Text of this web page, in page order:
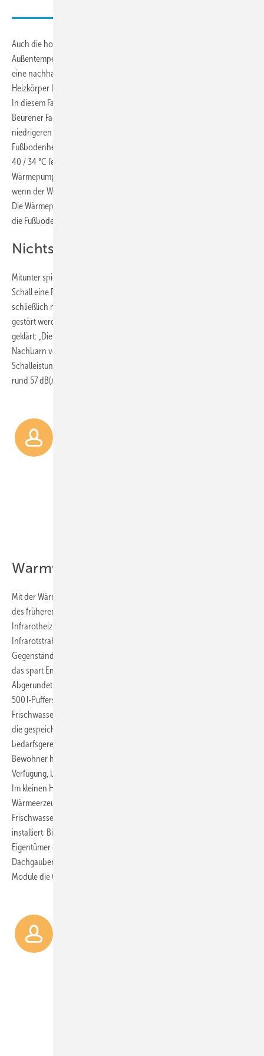
Auch die hohe Vorlauftemperatur von bis zu 75 °C (65 °C bei einer
Außentemperatur von - 10 °C) bringt die Wärmepumpe ins Spiel, wenn
eine nachhaltige Heizungslösung im Bestand gefragt ist: Bestehende
Heizkörper lassen sich dadurch weiternutzen.
In diesem Fall war das jedoch nicht ausschlaggebend, denn im
Beurener Fachwerkhaus arbeitet die Wärmepumpe mit deutlich
niedrigeren Temperaturen: „Im gesamten Haus ist eine neue
Fußbodenheizung installiert, die Auslegungstemperatur haben wir auf
40 / 34 °C festgelegt. Also geeignete Werte für einen effizienten
Wärmepumpenbetrieb“, sagt Martin Fritz. „Und das emissionsfrei,
wenn der Wärmeerzeuger mit Ökostrom läuft.“ Praktisch im Sommer:
Die Wärmepumpe arbeitet dann reversibel und kann die Räume über
die Fußbodenheizung mit Kälte versorgen.
Nichts zu hören
Mitunter spielt für Modernisierer beim Thema Wärmepumpe auch der
Schall eine Rolle. Vor allem in eng bebauten Wohngegenden soll
schließlich niemand durch Betriebsgeräusche der Außeneinheit
gestört werden. Das war bei der Buderus-Wärmepumpe schnell
geklärt: „Die Außeneinheit arbeitet so leise, dass die Mieter und auch
Nachbarn vom Betrieb nichts mitbekommen“, erklärt Martin Fritz. Die
Schalleistung beträgt nachts maximal rund 46 dB(A) und tagsüber nur
rund 57 dB(A).
Warmwasser hygienisch aufbereitet
Mit der Wärmepumpe allein war es nicht getan: Im Eingangsbereich
des früheren Bauernhauses wurde ergänzend ein
Infrarotheizkörper Logatrend IFR 176 MD von Buderus installiert. Die
Infrarotstrahlen erwärmen schnell und bedarfsgerecht Körper und
Gegenstände, ohne dass der gesamte Flur aufgeheizt werden muss –
das spart Energie und senkt die Heizkosten.
Abgerundet wird das Heizsystem außerdem durch einen separaten
500 l-Pufferspeicher von Buderus inklusive
Frischwasserstation Logalux FS 20 / 2. Die Frischwasserstation nutzt
die gespeicherte Heizenergie und stellt über einen Wärmeübertrager
bedarfsgerecht Warmwasser im Durchlaufprinzip bereit. Die künftigen
Bewohner haben so jederzeit hygienisch bereitetes Warmwasser zur
Verfügung, bis zu 27 l lassen sich pro Minute zapfen.
Im kleinen Heizraum war hier ebenfalls der geringe Platzbedarf des
Wärmeerzeugers von Vorteil: Per Speichermontage-Set wurde die
Frischwasserstation direkt am Pufferspeicher
installiert. Bislang nicht umgesetzt, aber angedacht haben die beiden
Eigentümer eine Photovoltaikanlage. Hier prüfen sie aufgrund der
Dachgauben noch mögliche Installationsorte und inwiefern PV-
Module die Optik des Gebäudes beeinflussen könnten.